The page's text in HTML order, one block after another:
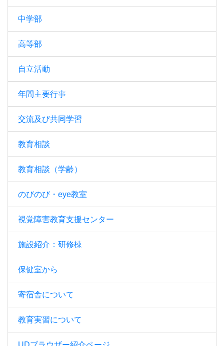
中学部
高等部
自立活動
年間主要行事
交流及び共同学習
教育相談
教育相談（学齢）
のびのび・eye教室
視覚障害教育支援センター
施設紹介：研修棟
保健室から
寄宿舎について
教育実習について